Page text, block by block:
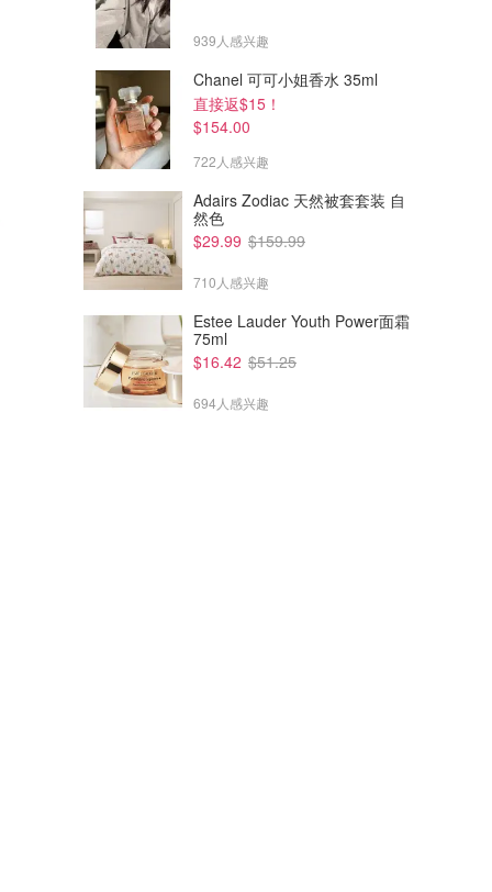
939人感兴趣
Chanel 可可小姐香水 35ml
直接返$15！
$154.00
722人感兴趣
Adairs Zodiac 天然被套套装 自
然色
$29.99 $159.99
710人感兴趣
Estee Lauder Youth Power面霜
75ml
$16.42 $51.25
694人感兴趣